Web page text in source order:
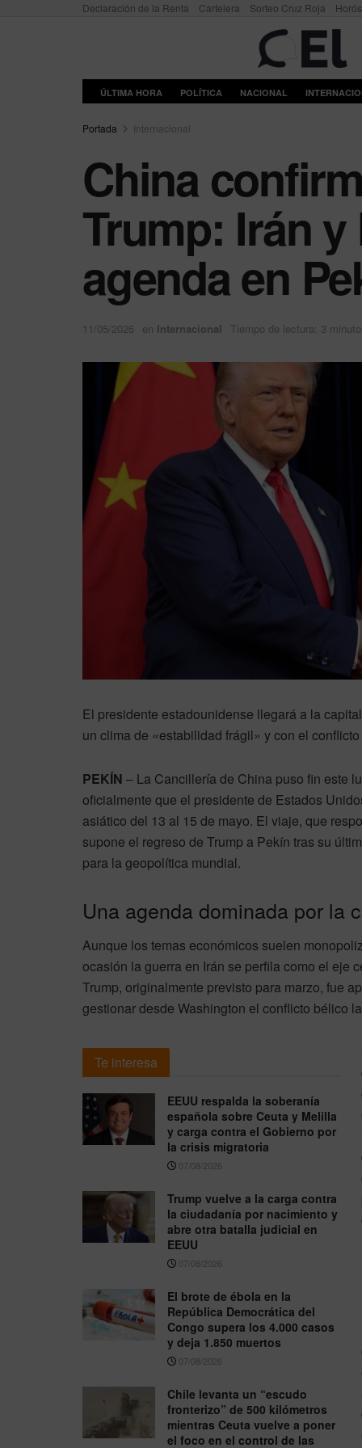
Declaración de la Renta Cartelera Sorteo Cruz Roja
ÚLTIMA HORA POLÍTICA NACIONAL
Portada Internacional
China
Trump: Irán
agenda en
11/05/2026 en Internacional Tiempo de lectura: 3
El presidente estadounidense llegará a la
un clima de «estabilidad frágil» y con el
PEKÍN – La Cancillería de China puso fin este
oficialmente que el presidente de Estados
asiático del 13 al 15 de mayo. El viaje, que
supone el regreso de Trump a Pekín tras su
para la geopolítica mundial.
Una agenda dominada por la
Aunque los temas económicos suelen
ocasión la guerra en Irán se perfila como el eje
Trump, originalmente previsto para marzo, fue
gestionar desde Washington el conflicto bélico
Te interesa
EEUU respalda la soberanía
española sobre Ceuta y Melilla
y carga contra el Gobierno por
la crisis migratoria
07/08/2026
Trump vuelve a la carga contra
la ciudadanía por nacimiento y
abre otra batalla judicial en
EEUU
07/08/2026
El brote de ébola en la
República Democrática del
Congo supera los 4.000 casos
y deja 1.850 muertos
07/08/2026
Chile levanta un “escudo
fronterizo” de 500 kilómetros
mientras Ceuta vuelve a poner
el foco en el control de las